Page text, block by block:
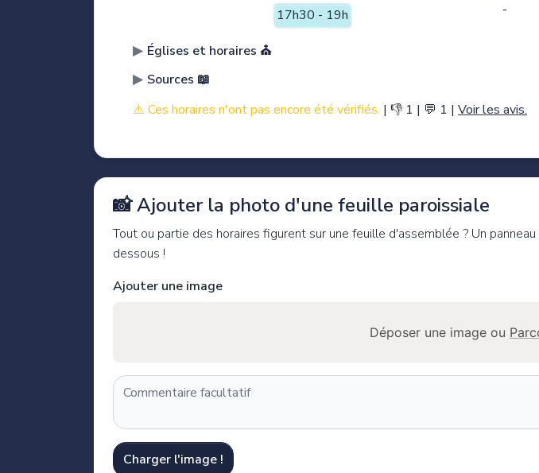
17h30 - 19h
-
Églises et horaires ⛪️
Sources 📖
⚠️ Ces horaires n'ont pas encore été vérifiés. | 👎 1 | 💬 1 | Voir les avis.
📸 Ajouter la photo d'une feuille paroissiale
Tout ou partie des horaires figurent sur une feuille d'assemblée ? Un
dessous !
Ajouter une image
Déposer une image ou
Charger l'image !